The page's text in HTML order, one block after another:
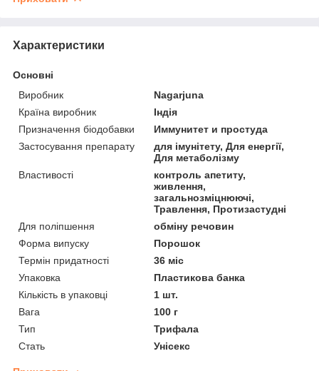
Характеристики
Основні
Виробник
Nagarjuna
Країна виробник
Індія
Призначення біодобавки
Иммунитет и простуда
Застосування препарату
для імунітету, Для енергії,
Для метаболізму
Властивості
контроль апетиту,
живлення,
загальнозміцнюючі,
Травлення, Протизастудні
Для поліпшення
обміну речовин
Форма випуску
Порошок
Термін придатності
36 міс
Упаковка
Пластикова банка
Кількість в упаковці
1 шт.
Вага
100 г
Тип
Трифала
Стать
Унісекс